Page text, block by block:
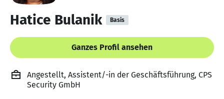
Hatice Bulanik Basis
Ganzes Profil ansehen
Angestellt, Assistent/-in der Geschäftsführung, CPS
Security GmbH